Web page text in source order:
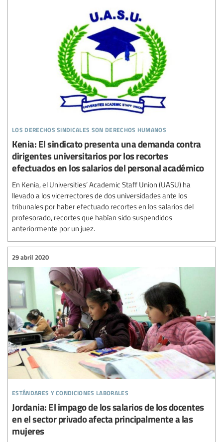
los derechos sindicales son derechos humanos
Kenia: El sindicato presenta una demanda contra
dirigentes universitarios por los recortes
efectuados en los salarios del personal académico
En Kenia, el Universities’ Academic Staff Union (UASU) ha
llevado a los vicerrectores de dos universidades ante los
tribunales por haber efectuado recortes en los salarios del
profesorado, recortes que habían sido suspendidos
anteriormente por un juez.
estándares y condiciones laborales
29 abril 2020
Jordania: El impago de los salarios de los docentes
en el sector privado afecta principalmente a las
mujeres